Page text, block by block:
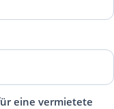
eine vermietete